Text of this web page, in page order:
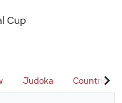
Cup
Judoka Countries